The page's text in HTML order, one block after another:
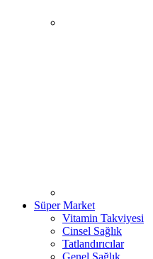
Süper Market
Vitamin Takviyesi
Cinsel Sağlık
Tatlandırıcılar
Genel Sağlık